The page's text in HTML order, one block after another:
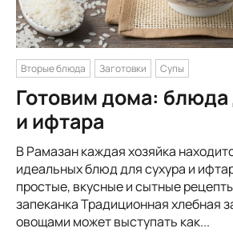
Вторые блюда Заготовки Супы
Готовим дома: блюда
и ифтара
В Рамазан каждая хозяйка
идеальных блюд для сухура и
простые, вкусные и сытные
запеканка Традиционная хлебная
овощами может выступать как...